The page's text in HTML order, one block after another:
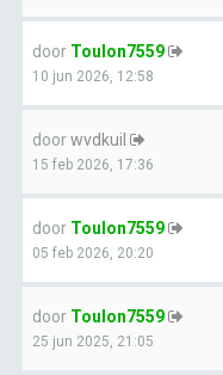
door Toulon7559
10 jun 2026, 12:58
doorwvdkuil
15 feb 2026, 17:36
door Toulon7559
05 feb 2026, 20:20
door Toulon7559
25 jun 2025, 21:05